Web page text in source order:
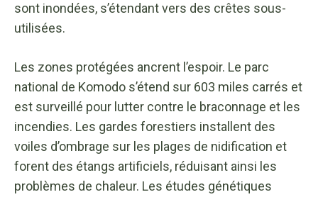
sont inondées, s’étendant vers des crêtes sous-
utilisées.
Les zones protégées ancrent l’espoir. Le parc
national de Komodo s’étend sur 603 miles carrés et
est surveillé pour lutter contre le braconnage et les
incendies. Les gardes forestiers installent des
voiles d’ombrage sur les plages de nidification et
forent des étangs artificiels, réduisant ainsi les
problèmes de chaleur. Les études génétiques